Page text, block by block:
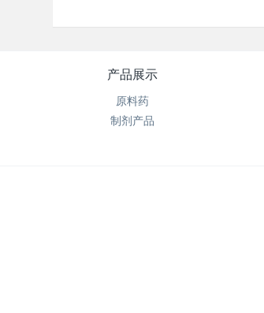
产品展示
原料药
制剂产品